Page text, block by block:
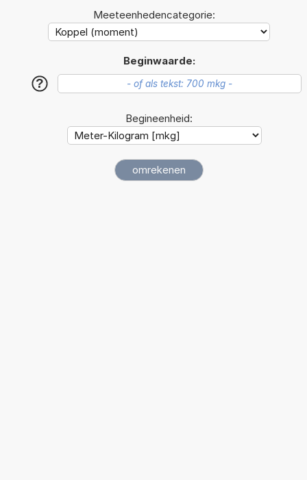
Meeteenhedencategorie:
Beginwaarde:
?
Begineenheid: